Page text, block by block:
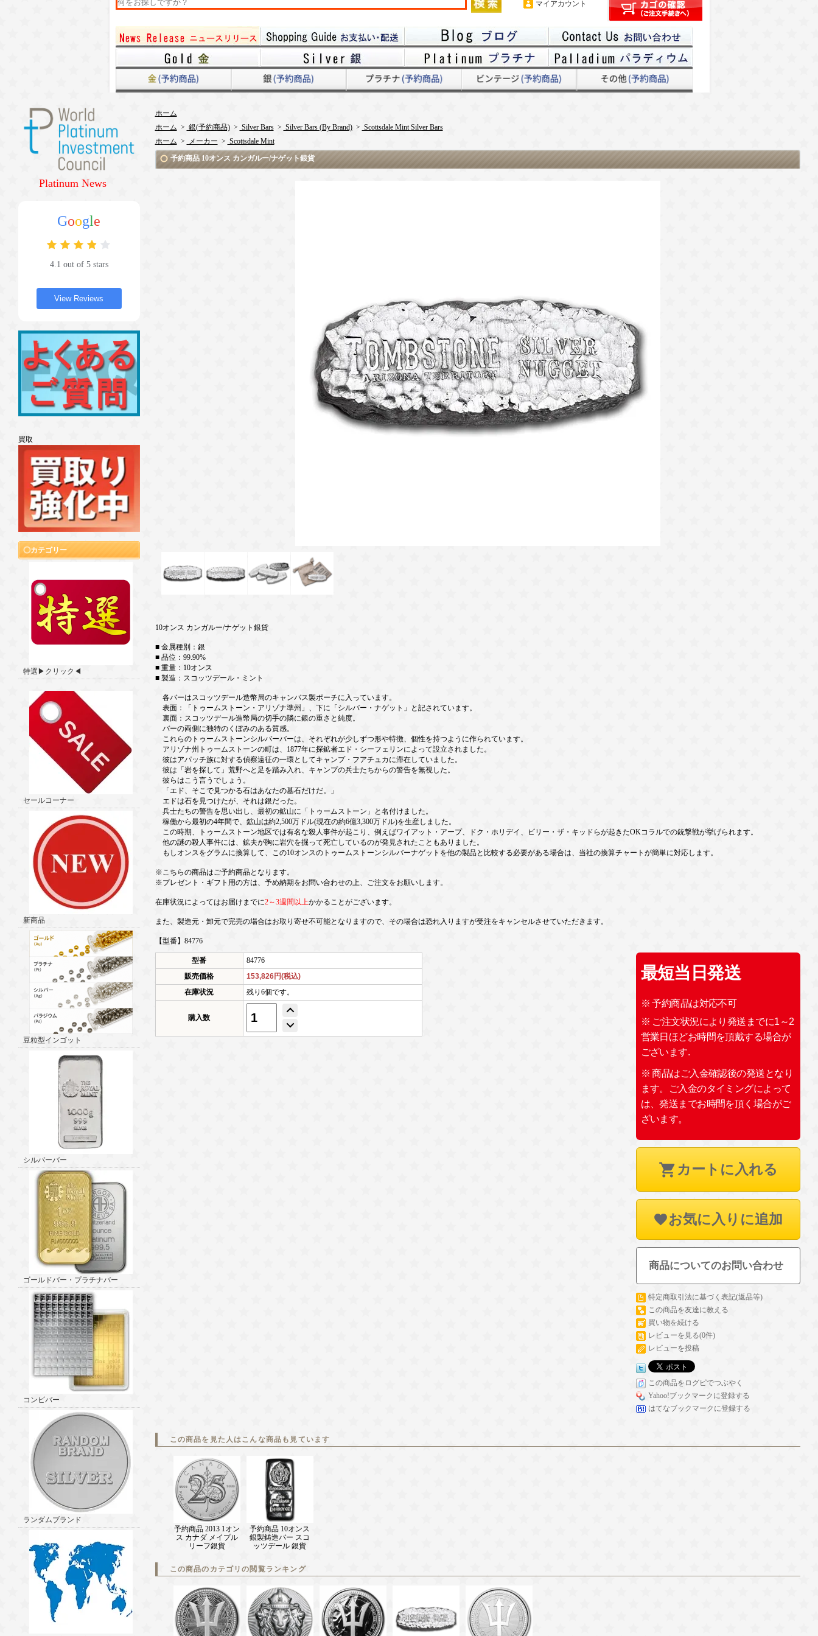
マイアカウント
Platinum News
Google
4.1 out of 5 stars
View Reviews
買取
カテゴリー
特選▶クリック◀
セールコーナー
新商品
豆粒型インゴット
シルバーバー
ゴールドバー・プラチナバー
コンビバー
ランダムブランド
ホーム
ホーム > 銀(予約商品)> Silver Bars> Silver Bars (By Brand)> Scottsdale Mint Silver Bars
ホーム > メーカー > Scottsdale Mint
予約商品 10オンス カンガルー/ナゲット銀貨
10オンス カンガルー/ナゲット銀貨
■ 金属種別：銀
■ 品位：99.90%
■ 重量：10オンス
■ 製造：スコッツデール・ミント
各バーはスコッツデール造幣局のキャンバス製ポーチに入っています。
表面：「トゥームストーン・アリゾナ準州」、下に「シルバー・ナゲット」と記されています。
裏面：スコッツデール造幣局の切手の隣に銀の重さと純度。
バーの両側に独特のくぼみのある質感。
これらのトゥームストーンシルバーバーは、それぞれが少しずつ形や特徴、個性を持つように作られています。
アリゾナ州トゥームストーンの町は、1877年に探鉱者エド・シーフェリンによって設立されました。
彼はアパッチ族に対する偵察遠征の一環としてキャンプ・フアチュカに滞在していました。
彼は「岩を探して」荒野へと足を踏み入れ、キャンプの兵士たちからの警告を無視した。
彼らはこう言うでしょう。
「エド、そこで見つかる石はあなたの墓石だけだ。」
エドは石を見つけたが、それは銀だった。
兵士たちの警告を思い出し、最初の鉱山に「トゥームストーン」と名付けました。
稼働から最初の4年間で、鉱山は約2,500万ドル(現在の約6億3,300万ドル)を生産しました。
この時期、トゥームストーン地区では有名な殺人事件が起こり、例えばワイアット・アープ、ドク・ホリデイ、ビリー・ザ・キッドらが起きたOKコラルでの銃撃戦が挙げられます。
他の謎の殺人事件には、鉱夫が胸に岩穴を掘って死亡しているのが発見されたこともありました。
もしオンスをグラムに換算して、この10オンスのトゥームストーンシルバーナゲットを他の製品と比較する必要がある場合は、当社の換算チャートが簡単に対応します。
※こちらの商品はご予約商品となります。
※プレゼント・ギフト用の方は、予め納期をお問い合わせの上、ご注文をお願いします。
在庫状況によってはお届けまでに2～3週間以上かかることがございます。
また、製造元・卸元で完売の場合はお取り寄せ不可能となりますので、その場合は恐れ入りますが受注をキャンセルさせていただきます。
【型番】84776
型番
84776
販売価格
153,826円(税込)
在庫状況
残り6個です。
購入数
最短当日発送
※ 予約商品は対応不可
※ ご注文状況により発送までに1～2
営業日ほどお時間を頂戴する場合が
ございます.
※ 商品はご入金確認後の発送となり
ます。ご入金のタイミングによって
は、発送までお時間を頂く場合がご
ざいます。
カートに入れる
お気に入りに追加
商品についてのお問い合わせ
特定商取引法に基づく表記(返品等)
この商品を友達に教える
買い物を続ける
レビューを見る(0件)
レビューを投稿
この商品をログピでつぶやく
Yahoo!ブックマークに登録する
はてなブックマークに登録する
この商品を見た人はこんな商品も見ています
予約商品 2013 1オン
ス カナダ メイプル
リーフ銀貨
予約商品 10オンス
銀製鋳造バー スコ
ッツデール 銀貨
この商品のカテゴリの閲覧ランキング